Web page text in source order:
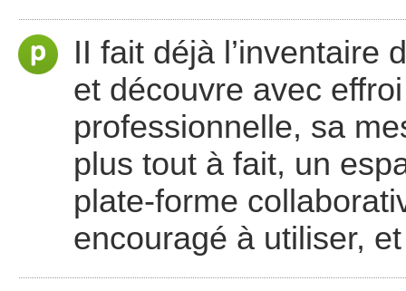
II fait déjà l’inventaire
et découvre avec
professionnelle, sa
plus tout à fait, un
plate-forme
encouragé à utiliser,